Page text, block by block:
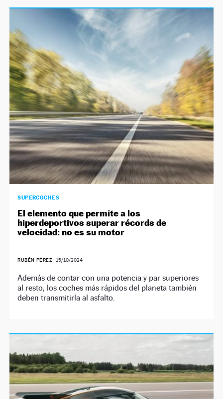
SUPERCOCHES
El elemento que permite a los
hiperdeportivos superar récords de
velocidad: no es su motor
RUBÉN PÉREZ | 15/10/2024
Además de contar con una potencia y par superiores
al resto, los coches más rápidos del planeta también
deben transmitirla al asfalto.